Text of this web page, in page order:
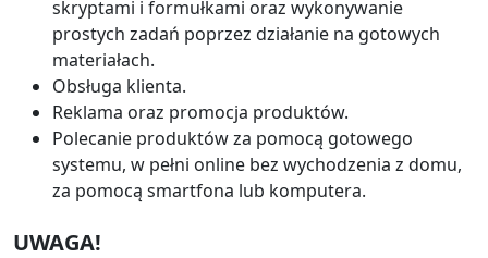
skryptami i formułkami oraz wykonywanie
prostych zadań poprzez działanie na gotowych
materiałach.
Obsługa klienta.
Reklama oraz promocja produktów.
Polecanie produktów za pomocą gotowego
systemu, w pełni online bez wychodzenia z domu,
za pomocą smartfona lub komputera.
UWAGA!